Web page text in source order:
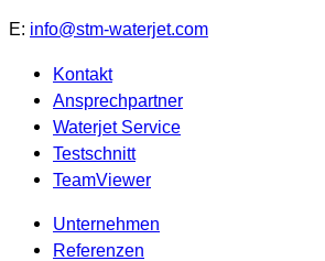
E: info@stm-waterjet.com
Kontakt
Ansprechpartner
Waterjet Service
Testschnitt
TeamViewer
Unternehmen
Referenzen